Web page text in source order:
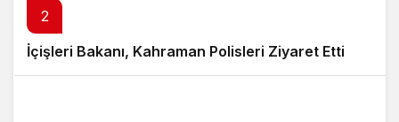
2
İçişleri Bakanı, Kahraman Polisleri Ziyaret Etti